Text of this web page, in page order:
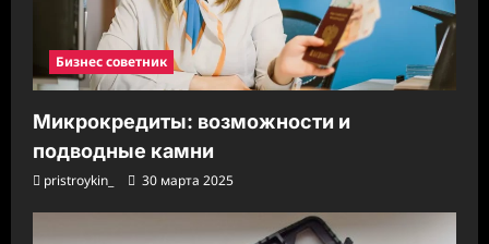
Бизнес советник
Микрокредиты: возможности и
подводные камни
pristroykin_ 30 марта 2025